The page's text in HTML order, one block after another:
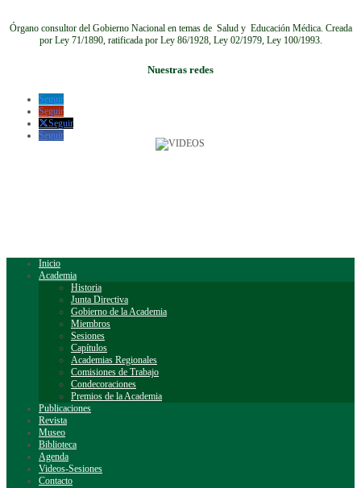
Órgano consultor del Gobierno Nacional en temas de Salud y Educación Médica. Creada
por Ley 71/1890, ratificada por Ley 86/1928, Ley 02/1979, Ley 100/1993.
Nuestras redes
Seguir
Seguir
Seguir
Seguir
Inicio
Academia
Historia
Junta Directiva
Gobierno de la Academia
Miembros
Sesiones
Capítulos
Academias Regionales
Comisiones de Trabajo
Condecoraciones
Premios de la Academia
Publicaciones
Revista
Museo
Biblioteca
Agenda
Videos-Sesiones
Contacto